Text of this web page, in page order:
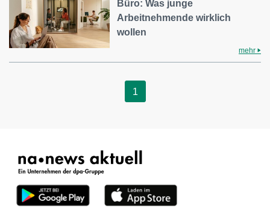
Büro: Was junge
Arbeitnehmende wirklich
wollen
mehr
1